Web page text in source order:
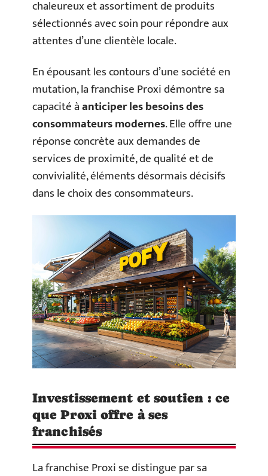
chaleureux et assortiment de produits
sélectionnés avec soin pour répondre aux
attentes d’une clientèle locale.
En épousant les contours d’une société en
mutation, la franchise Proxi démontre sa
capacité àanticiper les besoins des
consommateurs modernes. Elle offre une
réponse concrète aux demandes de
services de proximité, de qualité et de
convivialité, éléments désormais décisifs
dans le choix des consommateurs.
Investissement et soutien : ce
que Proxi offre à ses
franchisés
La franchise Proxi se distingue par sa